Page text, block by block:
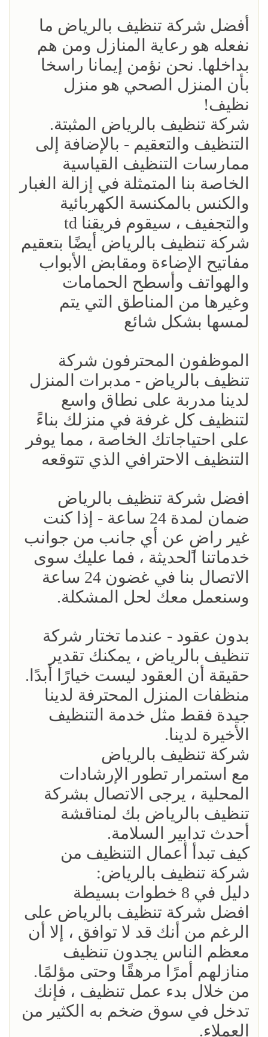
أفضل شركة تنظيف بالرياض ما
نفعله هو رعاية المنازل ومن هم
بداخلها. نحن نؤمن إيمانا راسخا
بأن المنزل الصحي هو منزل
نظيف!
شركة تنظيف بالرياض المثبتة.
التنظيف والتعقيم - بالإضافة إلى
ممارسات التنظيف القياسية
الخاصة بنا المتمثلة في إزالة الغبار
والكنس بالمكنسة الكهربائية
شركة تنظيف بالرياض أيضًا بتعقيم
مفاتيح الإضاءة ومقابض الأبواب
والهواتف وأسطح الحمامات
وغيرها من المناطق التي يتم
لمسها بشكل شائع
الموظفون المحترفون شركة
تنظيف بالرياض - مدبرات المنزل
لدينا مدربة على نطاق واسع
لتنظيف كل غرفة في منزلك بناءً
على احتياجاتك الخاصة ، مما يوفر
التنظيف الاحترافي الذي تتوقعه
افضل شركة تنظيف بالرياض
ضمان لمدة 24 ساعة - إذا كنت
غير راضٍ عن أي جانب من جوانب
خدماتنا الحديثة ، فما عليك سوى
الاتصال بنا في غضون 24 ساعة
وسنعمل معك لحل المشكلة.
بدون عقود - عندما تختار شركة
تنظيف بالرياض ، يمكنك تقدير
حقيقة أن العقود ليست خيارًا أبدًا.
منظفات المنزل المحترفة لدينا
جيدة فقط مثل خدمة التنظيف
الأخيرة لدينا.
شركة تنظيف بالرياض
مع استمرار تطور الإرشادات
المحلية ، يرجى الاتصال بشركة
تنظيف بالرياض بك لمناقشة
أحدث تدابير السلامة.
كيف تبدأ أعمال التنظيف من
شركة تنظيف بالرياض:
دليل في 8 خطوات بسيطة
افضل شركة تنظيف بالرياض على
الرغم من أنك قد لا توافق ، إلا أن
معظم الناس يجدون تنظيف
منازلهم أمرًا مرهقًا وحتى مؤلمًا.
من خلال بدء عمل تنظيف ، فإنك
تدخل في سوق ضخم به الكثير من
العملاء.